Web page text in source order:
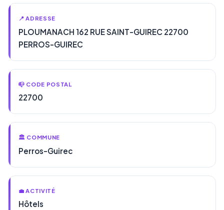
📍 ADRESSE
PLOUMANACH 162 RUE SAINT-GUIREC 22700
PERROS-GUIREC
📪 CODE POSTAL
22700
🏛️ COMMUNE
Perros-Guirec
💼 ACTIVITÉ
Hôtels